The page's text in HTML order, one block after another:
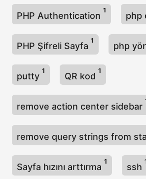
PHP Authentication
1
php
PHP Şifreli Sayfa
1
php
putty
1
QR kod
1
remove action center sidebar
remove query strings from
Sayfa hızını arttırma
1
ssh